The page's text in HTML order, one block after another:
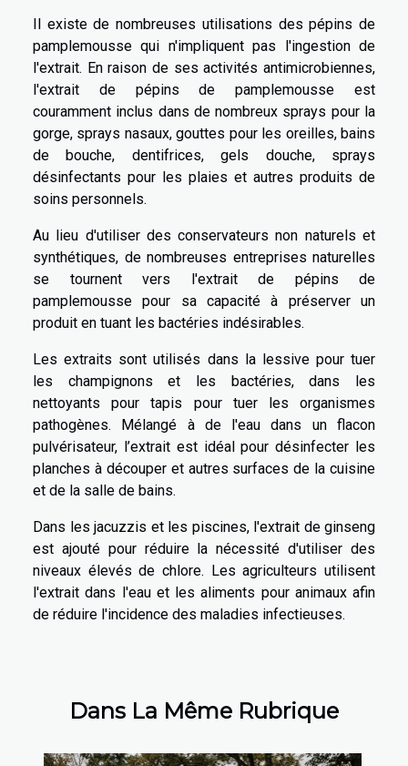
Il existe de nombreuses utilisations des pépins de
pamplemousse qui n'impliquent pas l'ingestion de
l'extrait. En raison de ses activités antimicrobiennes,
l'extrait de pépins de pamplemousse est
couramment inclus dans de nombreux sprays pour la
gorge, sprays nasaux, gouttes pour les oreilles, bains
de bouche, dentifrices, gels douche, sprays
désinfectants pour les plaies et autres produits de
soins personnels.
Au lieu d'utiliser des conservateurs non naturels et
synthétiques, de nombreuses entreprises naturelles
se tournent vers l'extrait de pépins de
pamplemousse pour sa capacité à préserver un
produit en tuant les bactéries indésirables.
Les extraits sont utilisés dans la lessive pour tuer
les champignons et les bactéries, dans les
nettoyants pour tapis pour tuer les organismes
pathogènes. Mélangé à de l'eau dans un flacon
pulvérisateur, l’extrait est idéal pour désinfecter les
planches à découper et autres surfaces de la cuisine
et de la salle de bains.
Dans les jacuzzis et les piscines, l'extrait de ginseng
est ajouté pour réduire la nécessité d'utiliser des
niveaux élevés de chlore. Les agriculteurs utilisent
l'extrait dans l'eau et les aliments pour animaux afin
de réduire l'incidence des maladies infectieuses.
Dans La Même Rubrique